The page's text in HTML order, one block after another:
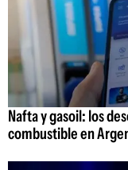
Nafta y gasoil: los
combustible en